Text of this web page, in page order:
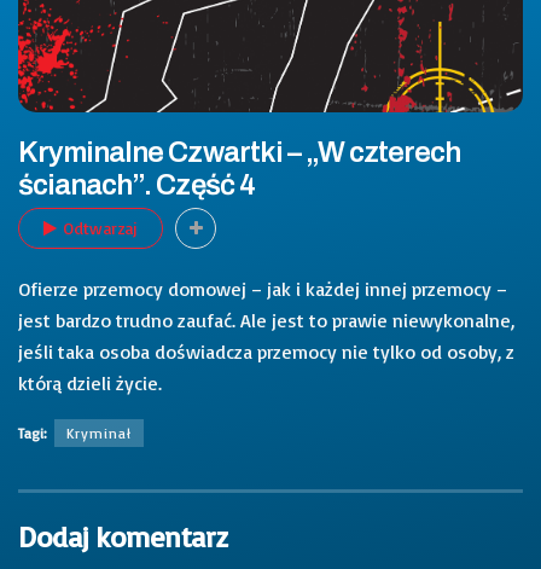
Kryminalne Czwartki – „W czterech
ścianach”. Część 4
Odtwarzaj
Ofierze przemocy domowej – jak i każdej innej przemocy –
jest bardzo trudno zaufać. Ale jest to prawie niewykonalne,
jeśli taka osoba doświadcza przemocy nie tylko od osoby, z
którą dzieli życie.
Tagi: Kryminał
Dodaj komentarz